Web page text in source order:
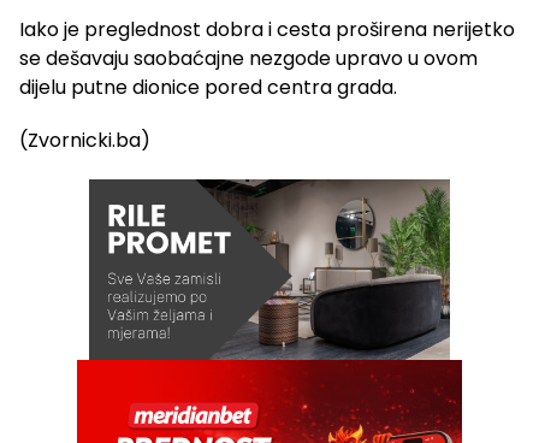
Iako je preglednost dobra i cesta proširena nerijetko
se dešavaju saobaćajne nezgode upravo u ovom
dijelu putne dionice pored centra grada.
(Zvornicki.ba)